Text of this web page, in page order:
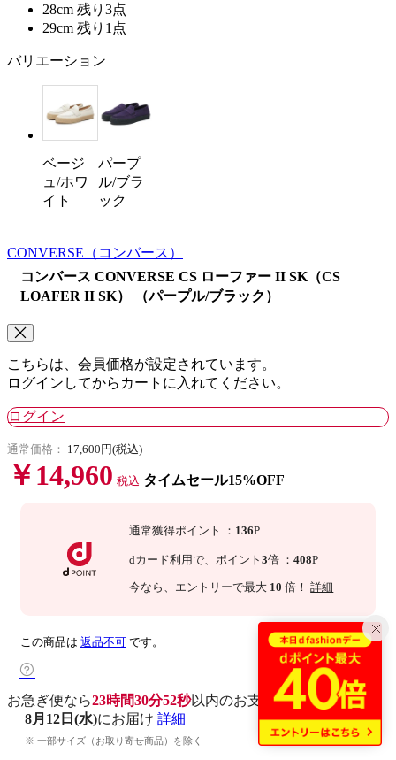
28cm 残り3点
29cm 残り1点
バリエーション
ベージ
ュ/ホワ
イト
パープ
ル/ブラ
ック
CONVERSE （コンバース）
コンバース CONVERSE CS ローファー II SK（CS
LOAFER II SK） （パープル/ブラック）
こちらは、会員価格が設定されています。
ログインしてからカートに入れてください。
ログイン
通常価格： 17,600円(税込)
￥14,960 税込 タイムセール15%OFF
通常獲得ポイント ： 136P
dカード利用で、ポイント3倍 ：408P
今なら 、エントリーで最大 10 倍！詳細
この商品は 返品不可 です。
お急ぎ便なら23時間30分51秒以内のお支払いで
8月12日(水)にお届け 詳細
※ 一部サイズ（お取り寄せ商品）を除く